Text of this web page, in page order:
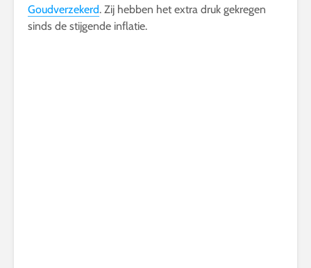
Goudverzekerd. Zij hebben het extra druk gekregen
sinds de stijgende inflatie.